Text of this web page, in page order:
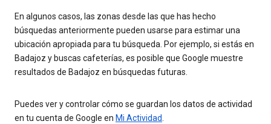
En algunos casos, las zonas desde las que has hecho
búsquedas anteriormente pueden usarse para estimar una
ubicación apropiada para tu búsqueda. Por ejemplo, si estás en
Badajoz y buscas cafeterías, es posible que Google muestre
resultados de Badajoz en búsquedas futuras.
Puedes ver y controlar cómo se guardan los datos de actividad
en tu cuenta de Google en Mi Actividad